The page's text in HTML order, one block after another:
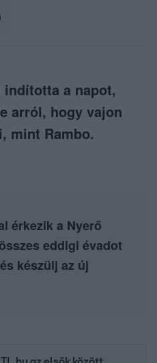
indította a napot,
arról, hogy vajon
mint Rambo.
érkezik a Nyerő
eddigi évadot
és készülj az új